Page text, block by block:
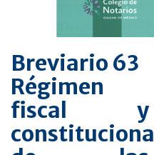
Breviario 63
Régimen
fiscal y
constitucional